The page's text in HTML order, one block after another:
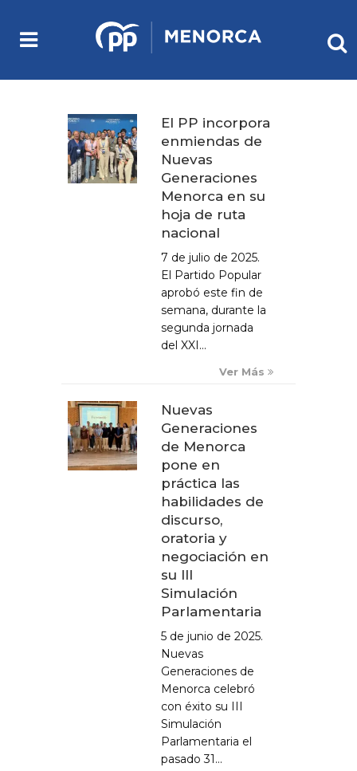
El PP incorpora
enmiendas de
Nuevas
Generaciones
Menorca en su
hoja de ruta
nacional
7 de julio de 2025.
El Partido Popular
aprobó este fin de
semana, durante la
segunda jornada
del XXI...
Ver Más
Nuevas
Generaciones
de Menorca
pone en
práctica las
habilidades de
discurso,
oratoria y
negociación en
su III
Simulación
Parlamentaria
5 de junio de 2025.
Nuevas
Generaciones de
Menorca celebró
con éxito su III
Simulación
Parlamentaria el
pasado 31...